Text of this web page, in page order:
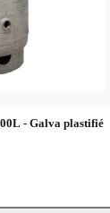
- Galva plastifié